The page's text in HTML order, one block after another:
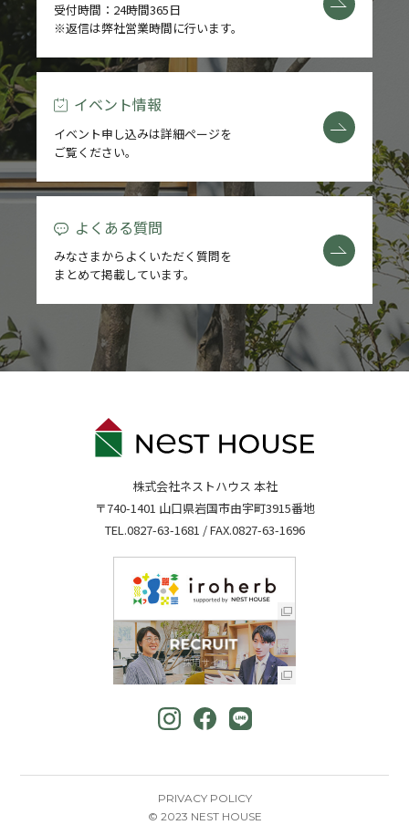
受付時間：24時間365日
※返信は弊社営業時間に行います。
イベント情報
イベント申し込みは詳細ページを
ご覧ください。
よくある質問
みなさまからよくいただく質問を
まとめて掲載しています。
株式会社ネストハウス 本社
〒740-1401 山口県岩国市由宇町3915番地
TEL.0827-63-1681 / FAX.0827-63-1696
PRIVACY POLICY
© 2023 NEST HOUSE